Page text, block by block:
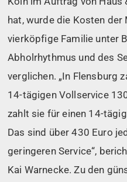
hat, wurde die Kosten der
vierköpfige Familie unter
Abholrhythmus und des
verglichen. „In Flensburg
14-tägigen Vollservice
zahlt sie für einen 14-
Das sind über 430 Euro
geringeren Service“,
Kai Warnecke. Zu den